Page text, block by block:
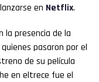
en Netflix.
la presencia de la
quienes pasaron por el
de su película
en eltrece fue el